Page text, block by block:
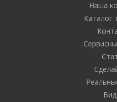
Наша
Каталог